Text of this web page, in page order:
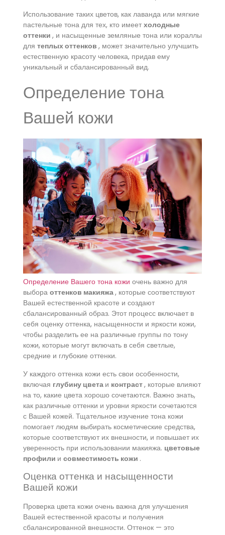
Использование таких цветов, как лаванда или мягкие
пастельные тона для тех, кто имеет холодные
оттенки , и насыщенные земляные тона или кораллы
для теплых оттенков , может значительно улучшить
естественную красоту человека, придав ему
уникальный и сбалансированный вид.
Определение тона
Вашей кожи
Определение Вашего тона кожи очень важно для
выбора оттенков макияжа, которые соответствуют
Вашей естественной красоте и создают
сбалансированный образ. Этот процесс включает в
себя оценку оттенка, насыщенности и яркости кожи,
чтобы разделить ее на различные группы по тону
кожи, которые могут включать в себя светлые,
средние и глубокие оттенки.
У каждого оттенка кожи есть свои особенности,
включая глубину цвета и контраст, которые влияют
на то, какие цвета хорошо сочетаются. Важно знать,
как различные оттенки и уровни яркости сочетаются
с Вашей кожей. Тщательное изучение тона кожи
помогает людям выбирать косметические средства,
которые соответствуют их внешности, и повышает их
уверенность при использовании макияжа. цветовые
профили и совместимость кожи .
Оценка оттенка и насыщенности
Вашей кожи
Проверка цвета кожи очень важна для улучшения
Вашей естественной красоты и получения
сбалансированной внешности. Оттенок — это